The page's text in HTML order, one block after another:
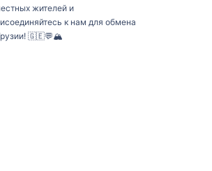
жителей и
к нам для обмена
🇬🇪💬🏔️